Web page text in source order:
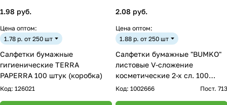
1.98 руб.
Цена оптом:
1.78 р. от 250 шт
Салфетки бумажные
гигиенические TERRA
PAPERRA 100 штук (коробка)
Код: 126021
2.08 руб.
Цена оптом:
1.88 р. от 250 шт
Салфетки бумажные "BUMKO"
листовые V-сложение
косметические 2-х сл. 100
листов уп. коробочка
Код: 1002666 Пост. 713